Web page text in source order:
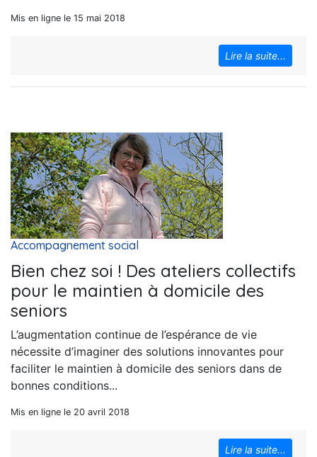
Mis en ligne le 15 mai 2018
Lire la suite...
Accompagnement social
Bien chez soi ! Des ateliers collectifs
pour le maintien à domicile des
seniors
L’augmentation continue de l’espérance de vie
nécessite d’imaginer des solutions innovantes pour
faciliter le maintien à domicile des seniors dans de
bonnes conditions...
Mis en ligne le 20 avril 2018
Lire la suite...